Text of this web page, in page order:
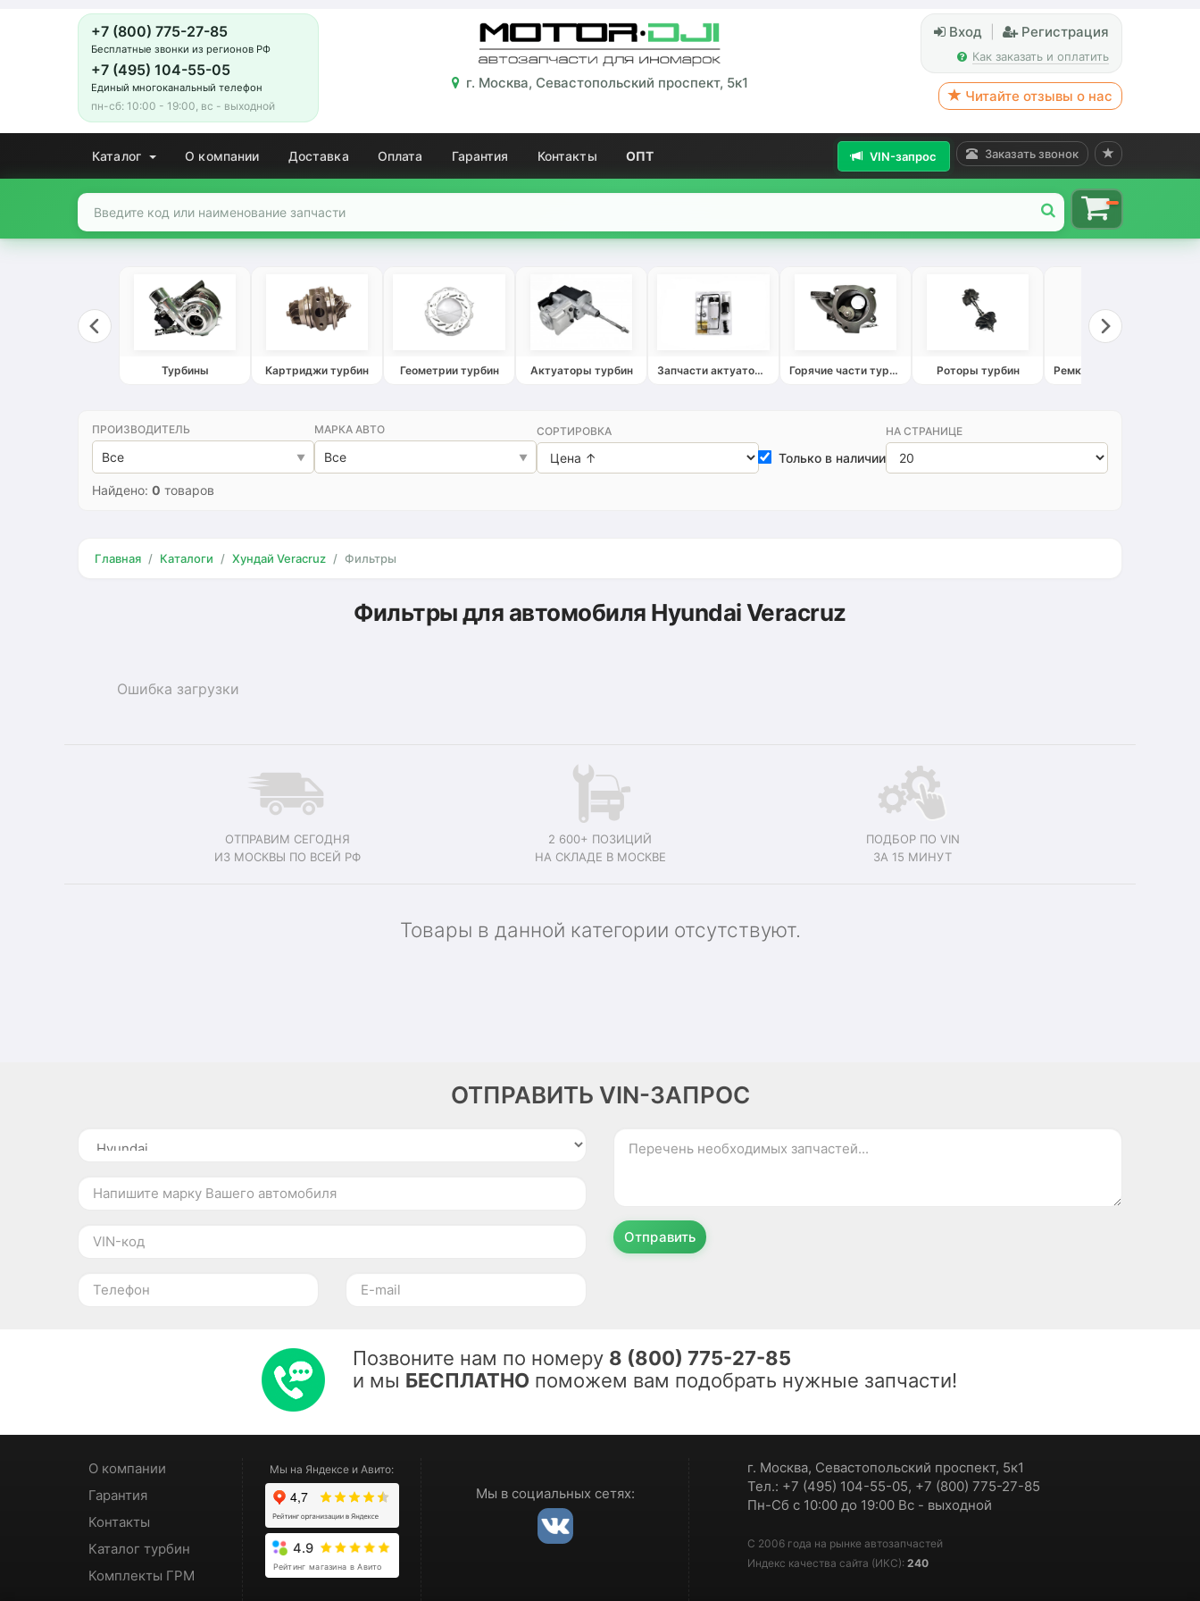
+7 (800) 775-27-85
Бесплатные звонки из регионов РФ
+7 (495) 104-55-05
Единый многоканальный телефон
пн-сб: 10:00 - 19:00, вс - выходной
г. Москва, Севастопольский проспект, 5к1
Вход Регистрация
Как заказать и оплатить
Читайте отзывы о нас
Каталог О компании Доставка Оплата Гарантия Контакты ОПТ Заказать звонок
VIN-запрос
Турбины Картриджи турбин Геометрии турбин Актуаторы турбин Запчасти актуаторов турбин Горячие части турбин Роторы турбин
ПРОИЗВОДИТЕЛЬ
Все
МАРКА АВТО
Все
СОРТИРОВКА
Только в наличии
НА СТРАНИЦЕ
Найдено: 0 товаров
Главная Каталоги Хундай Veracruz Фильтры
Фильтры для автомобиля Hyundai Veracruz
Ошибка загрузки
ОТПРАВИМ СЕГОДНЯ
ИЗ МОСКВЫ ПО ВСЕЙ РФ
2 600+ ПОЗИЦИЙ
НА СКЛАДЕ В МОСКВЕ
ПОДБОР ПО VIN
ЗА 15 МИНУТ
Товары в данной категории отсутствуют.
ОТПРАВИТЬ VIN-ЗАПРОС
Отправить
Позвоните нам по номеру 8 (800) 775-27-85
и мы БЕСПЛАТНО поможем вам подобрать нужные запчасти!
О компании
Гарантия
Контакты
Каталог турбин
Комплекты ГРМ
Мы на Яндексе и Авито:
4.9
Рейтинг магазина в Авито
Мы в социальных сетях:
г. Москва, Севастопольский проспект, 5к1
Тел.: +7 (495) 104-55-05, +7 (800) 775-27-85
Пн-Сб с 10:00 до 19:00 Вс - выходной
С 2006 года на рынке автозапчастей
Индекс качества сайта (ИКС): 240